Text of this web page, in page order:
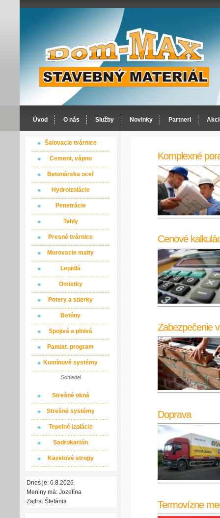
Úvod O nás Služby Novinky Partneri
Šalovacie tvárnice
Cement, vápno
Betonárska oceľ
Hydroizolácie
Penetrácie
Tehly
Presné tvárnice
Murovacie malty
Lepidlá
Omietky
Potery a stierky
Betóny
Spojivá a plnivá
Pamiat. program
Komínové systémy
Schiedel
Strešné okná
Strešné systémy
Tepelné izolácie
Sadrokartón
Kazetové stropy
Dnes je: 6.8.2026
Meniny má: Jozefína
Zajtra: Štefánia
Komplexné
Cenové
Zabezpečenie
Doprava
Termovízne